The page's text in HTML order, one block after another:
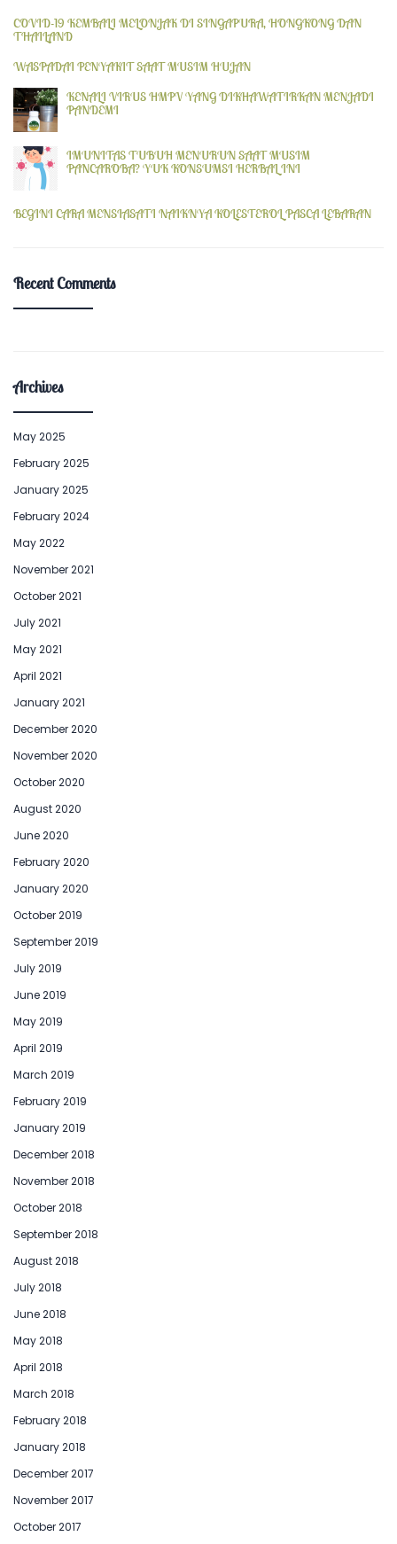
COVID-19 KEMBALI MELONJAK DI SINGAPURA, HONGKONG DAN
THAILAND
WASPADAI PENYAKIT SAAT MUSIM HUJAN
KENALI VIRUS HMPV YANG DIKHAWATIRKAN MENJADI
PANDEMI
IMUNITAS TUBUH MENURUN SAAT MUSIM
PANCAROBA? YUK KONSUMSI HERBAL INI
BEGINI CARA MENSIASATI NAIKNYA KOLESTEROL PASCA LEBARAN
Recent Comments
Archives
May 2025
February 2025
January 2025
February 2024
May 2022
November 2021
October 2021
July 2021
May 2021
April 2021
January 2021
December 2020
November 2020
October 2020
August 2020
June 2020
February 2020
January 2020
October 2019
September 2019
July 2019
June 2019
May 2019
April 2019
March 2019
February 2019
January 2019
December 2018
November 2018
October 2018
September 2018
August 2018
July 2018
June 2018
May 2018
April 2018
March 2018
February 2018
January 2018
December 2017
November 2017
October 2017